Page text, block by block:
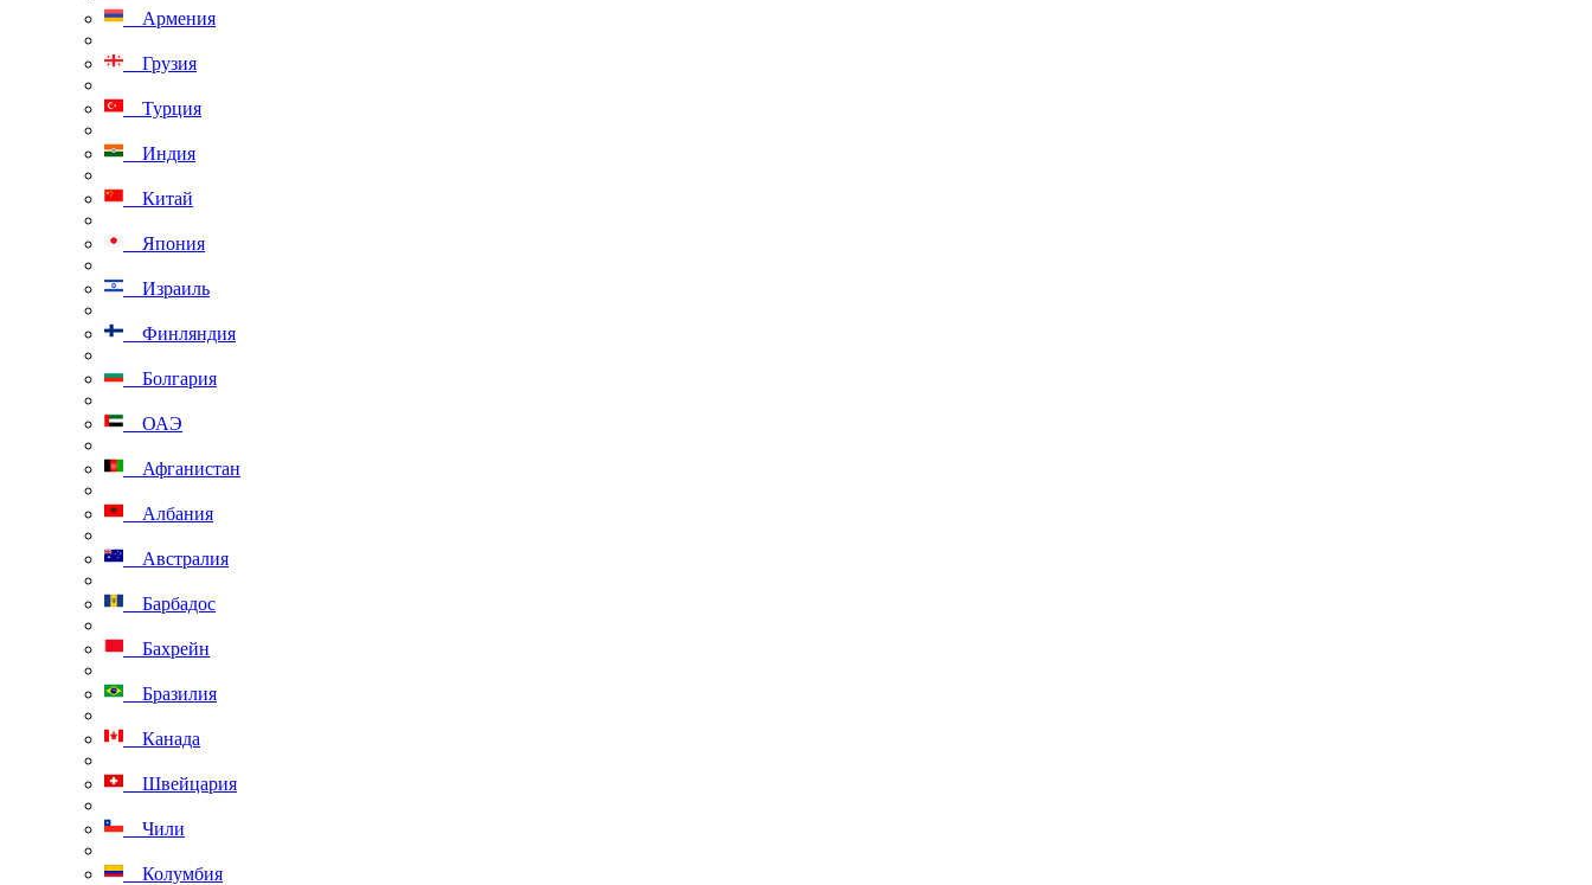
Армения
Грузия
Турция
Индия
Китай
Япония
Израиль
Финляндия
Болгария
ОАЭ
Афганистан
Албания
Австралия
Барбадос
Бахрейн
Бразилия
Канада
Швейцария
Чили
Колумбия